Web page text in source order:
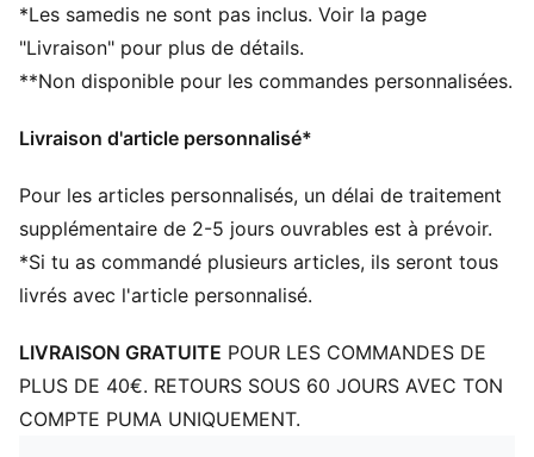
Écusson officiel de l’équipe
*Les samedis ne sont pas inclus. Voir la page
"Livraison" pour plus de détails.
**Non disponible pour les commandes personnalisées.
Livraison d'article personnalisé*
Pour les articles personnalisés, un délai de traitement
supplémentaire de 2-5 jours ouvrables est à prévoir.
*Si tu as commandé plusieurs articles, ils seront tous
livrés avec l'article personnalisé.
LIVRAISON GRATUITE POUR LES COMMANDES DE
PLUS DE 40€. RETOURS SOUS 60 JOURS AVEC TON
COMPTE PUMA UNIQUEMENT.